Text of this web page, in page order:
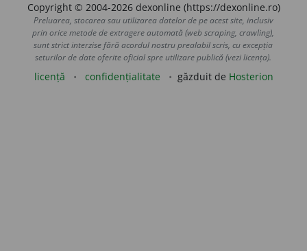
Copyright © 2004-2026 dexonline (https://dexonline.ro)
Preluarea, stocarea sau utilizarea datelor de pe acest site, inclusiv
prin orice metode de extragere automată (web scraping, crawling),
sunt strict interzise fără acordul nostru prealabil scris, cu excepția
seturilor de date oferite oficial spre utilizare publică (vezi licența).
licență confidențialitate găzduit de Hosterion